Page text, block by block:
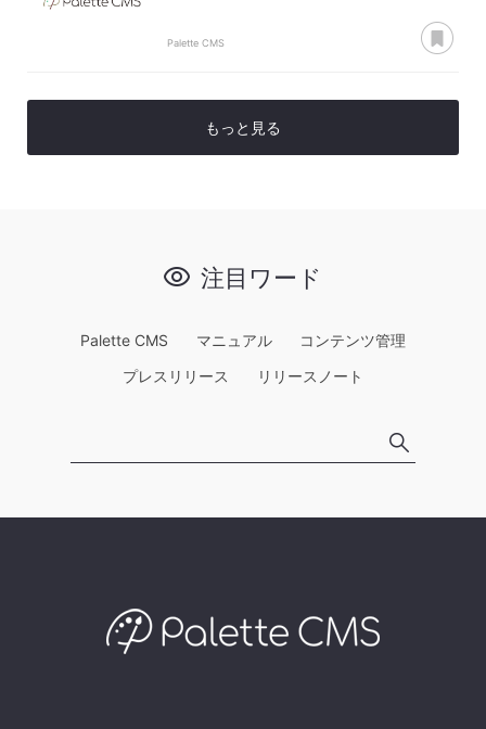
Palette CMS
もっと見る
注目ワード
Palette CMS マニュアル
コンテンツ管理
プレスリリース
リリースノート